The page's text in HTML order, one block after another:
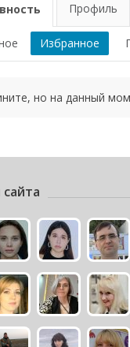
Профиль
Избранное
но на данный